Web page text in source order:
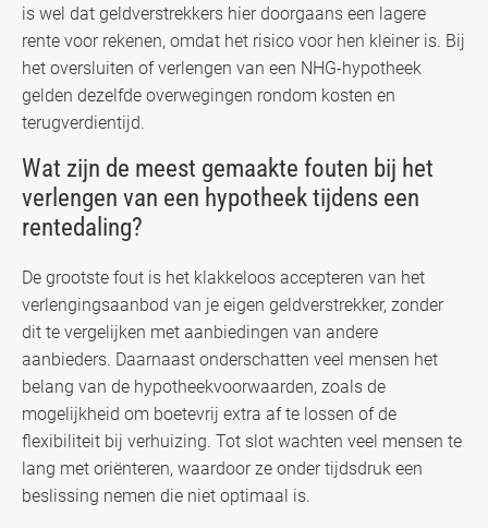
is wel dat geldverstrekkers hier doorgaans een lagere
rente voor rekenen, omdat het risico voor hen kleiner is. Bij
het oversluiten of verlengen van een NHG-hypotheek
gelden dezelfde overwegingen rondom kosten en
terugverdientijd.
Wat zijn de meest gemaakte fouten bij het
verlengen van een hypotheek tijdens een
rentedaling?
De grootste fout is het klakkeloos accepteren van het
verlengingsaanbod van je eigen geldverstrekker, zonder
dit te vergelijken met aanbiedingen van andere
aanbieders. Daarnaast onderschatten veel mensen het
belang van de hypotheekvoorwaarden, zoals de
mogelijkheid om boetevrij extra af te lossen of de
flexibiliteit bij verhuizing. Tot slot wachten veel mensen te
lang met oriënteren, waardoor ze onder tijdsdruk een
beslissing nemen die niet optimaal is.